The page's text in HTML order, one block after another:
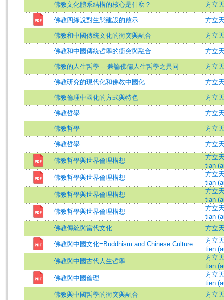
佛教文化體系結構的核心是什麼？
方立
佛教四緣說對生態建設的啟示 方立
佛教和中國傳統文化的衝突與融合 方立
佛教和中國傳統哲學的衝突與融合 方立
佛教的人生哲學 -- 兼論佛儒人生哲學之異同 方立
佛教研究的現代化和佛教中國化 方立
佛教倫理中國化的方式與特色 方立
佛教哲學 方立
佛教哲學 方立
佛教哲學 方立
佛教哲學與世界倫理構想
方立
tian
佛教哲學與世界倫理構想
方立
tian
佛教哲學與世界倫理構想
方立
tian
佛教哲學與世界倫理構想
方立
tian
佛教傳統與當代文化
方立
佛教與中國文化=Buddhism and Chinese Culture
方立
tien
佛教與中國古代人生哲學
方立
tian
佛教與中國倫理
方立
tien
佛教與中國哲學的衝突與融合
方立